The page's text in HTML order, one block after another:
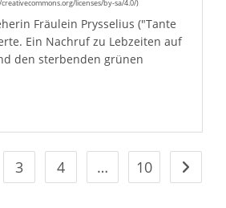
licenses/by-sa/4.0/)
Fräulein Prysselius ("Tante
Ein Nachruf zu Lebzeiten auf
den sterbenden grünen
3 4 … 10 Gehe